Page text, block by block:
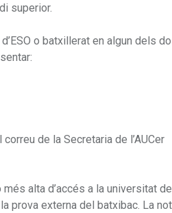
superior.
o batxillerat en algun dels
de la Secretaria de l’AUCer
alta d’accés a la universitat
prova externa del batxibac. La